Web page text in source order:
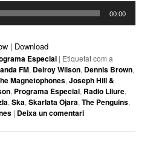
00:00
| Download
Especial | Etiquetat com a
FM, Delroy Wilson, Dennis Brown,
Magnetophones,Joseph Hill &
, Programa Especial, Radio Lliure,
,Ska,Skarlata Ojara,The Penguins,
| Deixa un comentari